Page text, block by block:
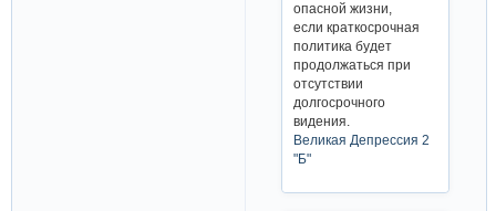
опасной жизни,
если краткосрочная
политика будет
продолжаться при
отсутствии
долгосрочного
видения.
Великая Депрессия 2
"Б"